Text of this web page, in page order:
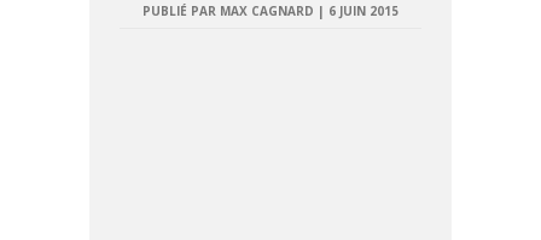
PUBLIÉ PAR MAX CAGNARD | 6 JUIN 2015